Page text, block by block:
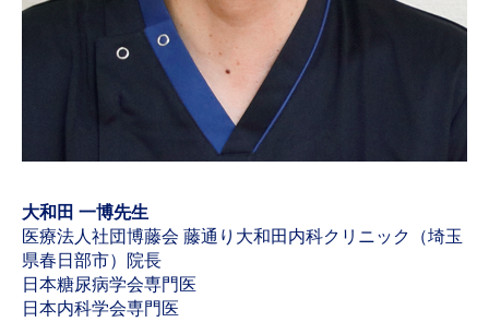
大和田 一博先生
医療法人社団博藤会 藤通り大和田内科クリニック（埼玉
県春日部市）院長
日本糖尿病学会専門医
日本内科学会専門医